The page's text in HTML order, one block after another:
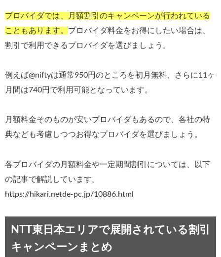
プロバイダでは、月額割引のキャンペーンが行われている
こともあります。 プロバイダ料金をお得にしたい場合は、
割引で利用できるプロバイダを選びましょう。
例えば@niftyは通常950円のところを初月無料、さらに11ヶ
月間は740円で利用可能となっています。
月額料金そのものが安いプロバイダもあるので、各社の特
典なども考慮しつつお得なプロバイダを選びましょう。
各プロバイダの月額料金や一定期間割引については、以下
の記事で解説しています。
https://hikari.netde-pc.jp/10886.html
NTT東日本エリアで展開されている割引
キャンペーンまとめ